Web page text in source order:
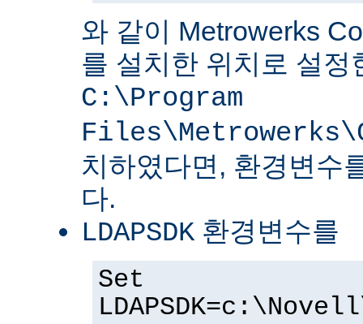
와 같이 Metrowerks
를 설치한 위치로 설정
C:\Program
치하였다면, 환경변수
다.
LDAPSDK 환경변수를
Set